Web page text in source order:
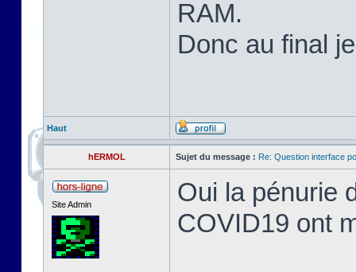
RAM.
Donc au final
Haut
hERMOL Sujet du message : Re: Question interface
Site Admin
Oui la pénurie
COVID19 ont